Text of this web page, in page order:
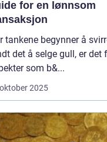
for en lønnsom
tankene begynner å
det å selge gull, er det
som b&...
2025